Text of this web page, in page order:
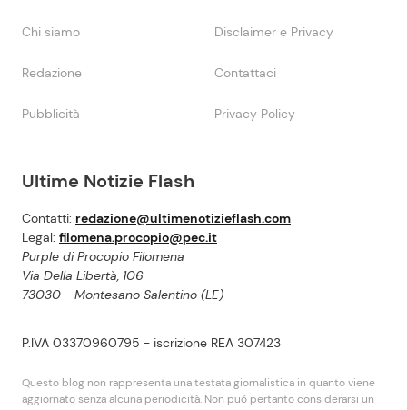
Ultime Notizie Flash
Contatti: redazione@ultimenotizieflash.com
Legal: filomena.procopio@pec.it
Purple di Procopio Filomena
Via Della Libertà, 106
73030 - Montesano Salentino (LE)
P.IVA 03370960795 - iscrizione REA 307423
Questo blog non rappresenta una testata giornalistica in quanto viene
aggiornato senza alcuna periodicità. Non puó pertanto considerarsi un
Chi siamo Disclaimer e Privacy
Redazione Contattaci
Pubblicità Privacy Policy